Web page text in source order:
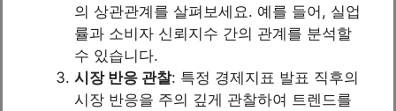
의 상관관계를 살펴보세요. 예를 들어, 실업
률과 소비자 신뢰지수 간의 관계를 분석할
수 있습니다.
시장 반응 관찰: 특정 경제지표 발표 직후의
시장 반응을 주의 깊게 관찰하여 트렌드를